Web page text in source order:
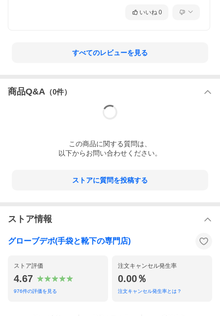
いいね 0
すべてのレビューを見る
商品Q&A （0件）
この商品に関する質問は、
以下からお問い合わせください。
ストアに質問を投稿する
ストア情報
グローブデポ(手袋と靴下の専門店)
ストア評価
4.67
976件の評価を見る
注文キャンセル発生率
0.00％
注文キャンセル発生率とは？